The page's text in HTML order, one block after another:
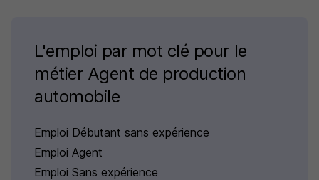
L'emploi par mot clé pour le
métier Agent de production
automobile
Emploi Débutant sans expérience
Emploi Agent
Emploi Sans expérience